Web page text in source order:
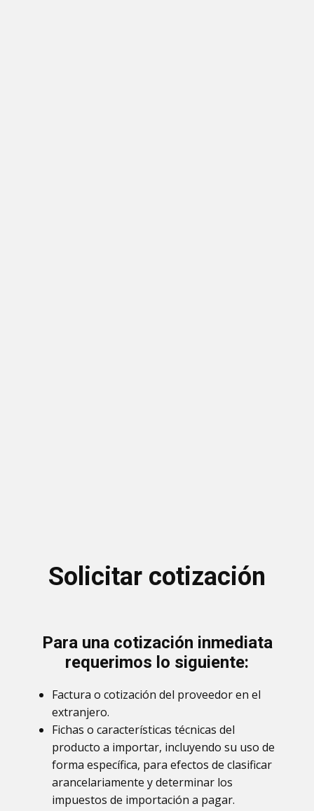
Solicitar cotización
Para una cotización inmediata
requerimos lo siguiente:
Factura o cotización del proveedor en el
extranjero.
Fichas o características técnicas del
producto a importar, incluyendo su uso de
forma específica, para efectos de clasificar
arancelariamente y determinar los
impuestos de importación a pagar.